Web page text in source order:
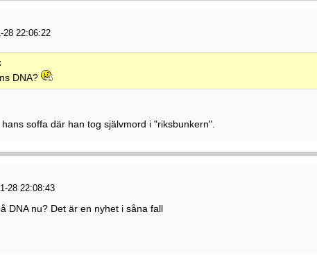
28 22:06:22
DNA?
soffa där han tog självmord i "riksbunkern".
28 22:08:43
DNA nu? Det är en nyhet i såna fall